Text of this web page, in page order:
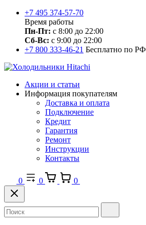
+7 495 374-57-70
Время работы
Пн-Пт: с 8:00 до 22:00
Сб-Вс: с 9:00 до 22:00
+7 800 333-46-21 Бесплатно по РФ
Акции и статьи
Информация покупателям
Доставка и оплата
Подключение
Кредит
Гарантия
Ремонт
Инструкции
Контакты
0 0 0